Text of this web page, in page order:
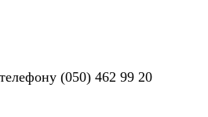
(050) 462 99 20